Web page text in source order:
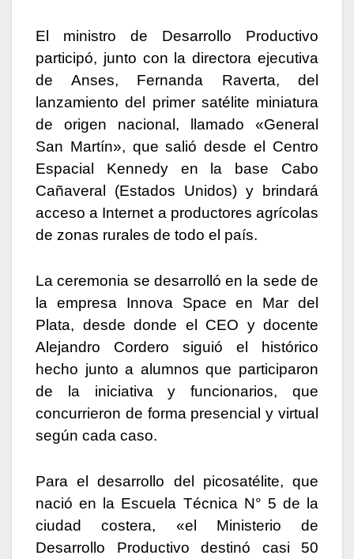
El ministro de Desarrollo Productivo
participó, junto con la directora ejecutiva
de Anses, Fernanda Raverta, del
lanzamiento del primer satélite miniatura
de origen nacional, llamado «General
San Martín», que salió desde el Centro
Espacial Kennedy en la base Cabo
Cañaveral (Estados Unidos) y brindará
acceso a Internet a productores agrícolas
de zonas rurales de todo el país.
La ceremonia se desarrolló en la sede de
la empresa Innova Space en Mar del
Plata, desde donde el CEO y docente
Alejandro Cordero siguió el histórico
hecho junto a alumnos que participaron
de la iniciativa y funcionarios, que
concurrieron de forma presencial y virtual
según cada caso.
Para el desarrollo del picosatélite, que
nació en la Escuela Técnica N° 5 de la
ciudad costera, «el Ministerio de
Desarrollo Productivo destinó casi 50